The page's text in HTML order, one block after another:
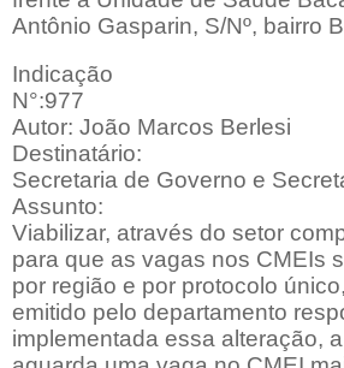
Antônio Gasparin, S/Nº, bairro
Indicação
N°:977
Autor: João Marcos Berlesi
Destinatário:
Secretaria de Governo e
Assunto:
Viabilizar, através do setor
para que as vagas nos CMEIs
por região e por protocolo
emitido pelo departamento
implementada essa alteração,